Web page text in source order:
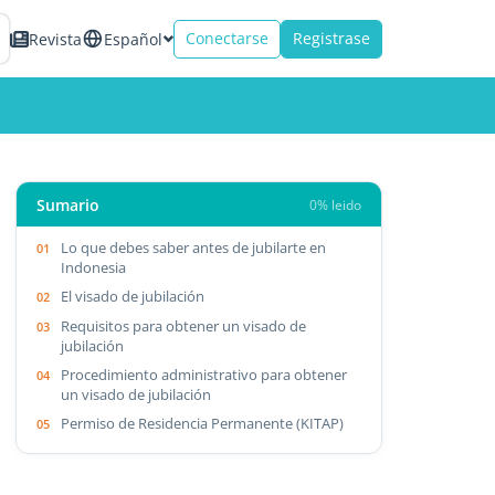
Revista Español Conectarse Registrase
Sumario 0% leido
Lo que debes saber antes de jubilarte en
Indonesia
El visado de jubilación
Requisitos para obtener un visado de
jubilación
Procedimiento administrativo para obtener
un visado de jubilación
Permiso de Residencia Permanente (KITAP)